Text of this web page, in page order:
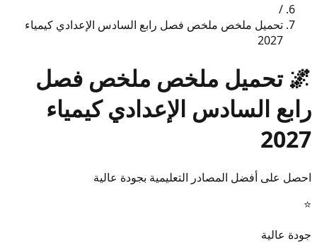
/
تحميل ملخص ملخص فصل رابع السادس الإعدادي كيمياء
2027
🌌 تحميل ملخص ملخص فصل
رابع السادس الإعدادي كيمياء
2027
احصل على أفضل المصادر التعليمية بجودة عالية
⭐
جودة عالية